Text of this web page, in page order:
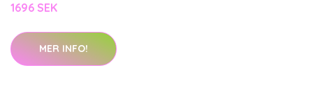
1696 SEK
MER INFO!